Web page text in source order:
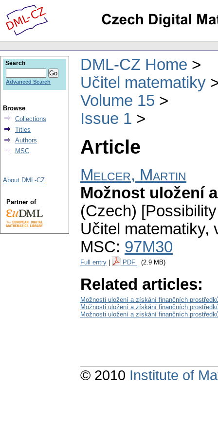
DML-CZ Home
Učitel matematiky
Volume 15
Issue 1
Article
Melcer, Martin
Možnost uložení
(Czech)
Učitel matematiky,
MSC: 97M30
Full entry PDF (2.9 MB)
Related articles:
Možnosti uložení a získání finančních
Možnosti uložení a získání finančních
Možnosti uložení a získání finančních
Search
Advanced Search
Browse
Collections
Titles
Authors
MSC
About DML-CZ
Partner of
© 2010 Institute of